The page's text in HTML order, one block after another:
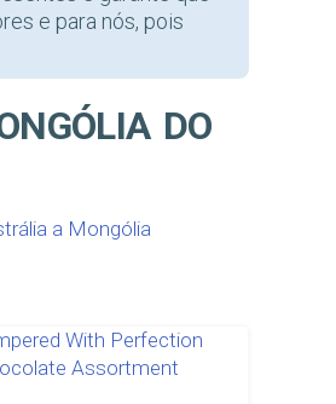
e para nós, pois
DO
a Mongólia